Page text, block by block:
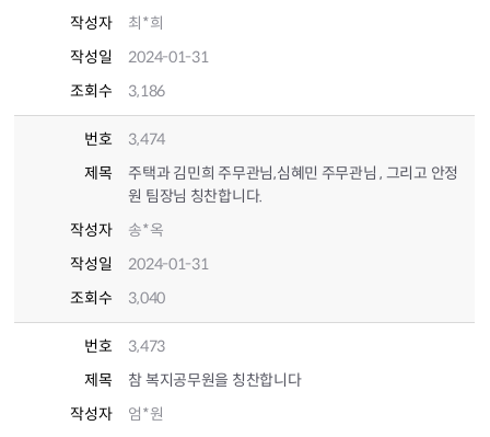
작성자
최*희
작성일
2024-01-31
조회수
3,186
번호
3,474
제목
주택과 김민희 주무관님,심혜민 주무관님 , 그리고 안정
원 팀장님 칭찬합니다.
작성자
송*옥
작성일
2024-01-31
조회수
3,040
번호
3,473
제목
참 복지공무원을 칭찬합니다
작성자
엄*원